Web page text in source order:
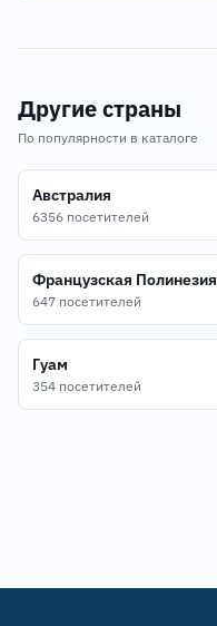
Другие страны
По популярности в каталоге
Австралия
6356 посетителей
Французская Полинезия
647 посетителей
Гуам
354 посетителей